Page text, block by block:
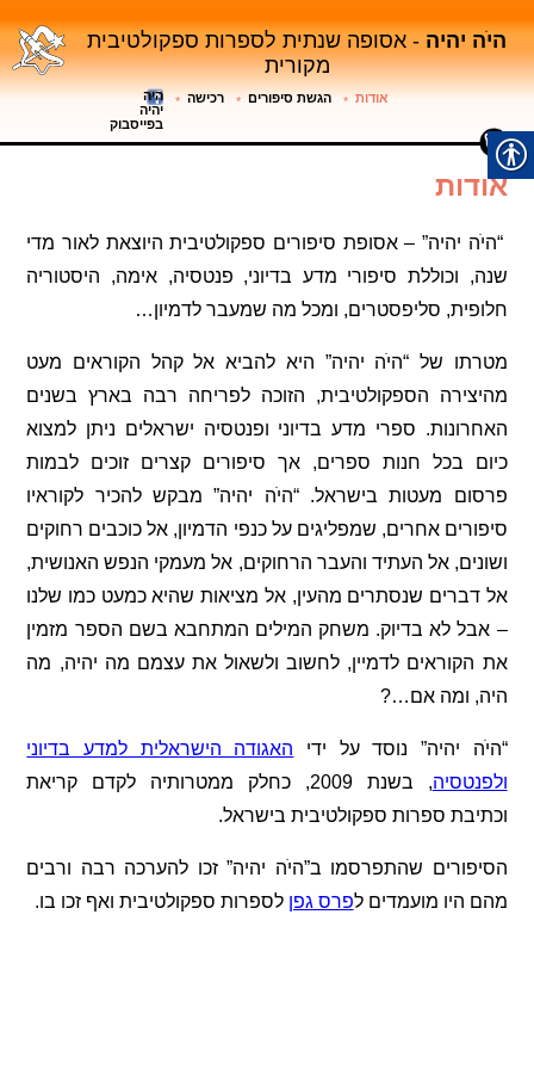
היֹה יהיה - אסופה שנתית לספרות ספקולטיבית
מקורית
אודות * הגשת סיפורים * רכישה *
היה
יהיה
בפייסבוק
אודות
“היֹה יהיה” – אסופת סיפורים ספקולטיבית היוצאת לאור מדי
שנה, וכוללת סיפורי מדע בדיוני, פנטסיה, אימה, היסטוריה
חלופית, סליפסטרים, ומכל מה שמעבר לדמיון…
מטרתו של “היֹה יהיה” היא להביא אל קהל הקוראים מעט
מהיצירה הספקולטיבית, הזוכה לפריחה רבה בארץ בשנים
האחרונות. ספרי מדע בדיוני ופנטסיה ישראלים ניתן למצוא
כיום בכל חנות ספרים, אך סיפורים קצרים זוכים לבמות
פרסום מעטות בישראל. “היֹה יהיה” מבקש להכיר לקוראיו
סיפורים אחרים, שמפליגים על כנפי הדמיון, אל כוכבים רחוקים
ושונים, אל העתיד והעבר הרחוקים, אל מעמקי הנפש האנושית,
אל דברים שנסתרים מהעין, אל מציאות שהיא כמעט כמו שלנו
– אבל לא בדיוק. משחק המילים המתחבא בשם הספר מזמין
את הקוראים לדמיין, לחשוב ולשאול את עצמם מה יהיה, מה
היה, ומה אם…?
“היֹה יהיה” נוסד על ידי האגודה הישראלית למדע בדיוני
ולפנטסיה
, בשנת 2009, כחלק ממטרותיה לקדם קריאת
וכתיבת ספרות ספקולטיבית בישראל.
הסיפורים שהתפרסמו ב”היֹה יהיה” זכו להערכה רבה ורבים
מהם היו מועמדים לפרס גפן לספרות ספקולטיבית ואף זכו בו.